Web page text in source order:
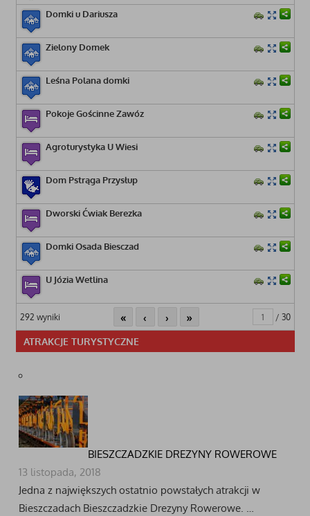
Domki u Dariusza
Zielony Domek
Leśna Polana domki
Pokoje Gościnne Zawóz
Agroturystyka U Wiesi
Dom Pstrąga Przysłup
Dworski Ćwiak Berezka
Domki Osada Biesczad
U Józia Wetlina
292 wyniki « ‹ › » / 30
ATRAKCJE TURYSTYCZNE
BIESZCZADZKIE DREZYNY ROWEROWE
13 listopada, 2018
Jedna z największych ostatnio powstałych atrakcji w
Bieszczadach Bieszczadzkie Drezyny Rowerowe. …